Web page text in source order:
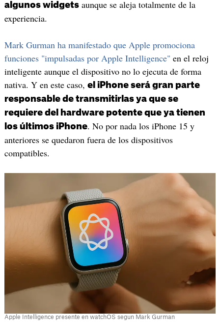
algunos widgetsaunque se aleja totalmente de la
experiencia.
Mark Gurman ha manifestado que Apple promociona
funciones "impulsadas por Apple Intelligence" en el reloj
inteligente aunque el dispositivo no lo ejecuta de forma
nativa. Y en este caso, el iPhone será gran parte
responsable de transmitirlas ya que se
requiere del hardware potente que ya tienen
los últimos iPhone. No por nada los iPhone 15 y
anteriores se quedaron fuera de los dispositivos
compatibles.
Apple Intelligence presente en watchOS segun Mark Gurman